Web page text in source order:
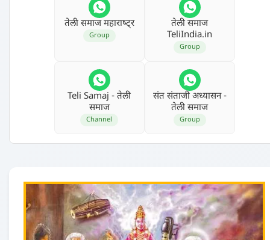
तेली समाज महाराष्‍ट्र
Group
तेली समाज
TeliIndia.in
Group
Teli Samaj - तेली
समाज
Channel
संत संताजी अध्‍यासन -
तेली समाज
Group